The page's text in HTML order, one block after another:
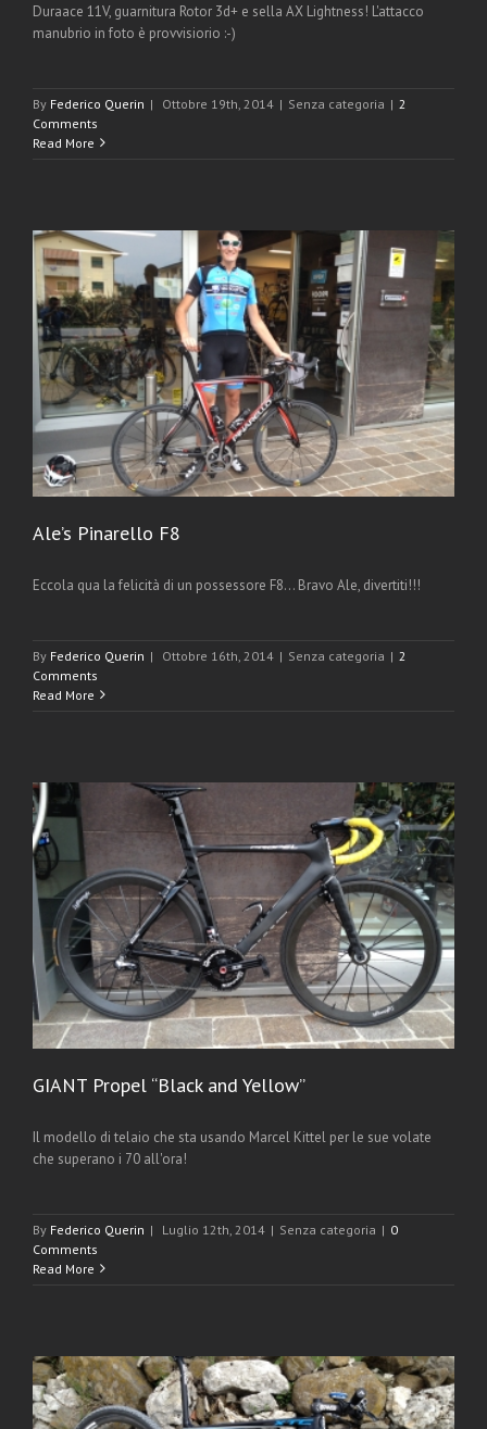
Duraace 11V, guarnitura Rotor 3d+ e sella AX Lightness! L'attacco
manubrio in foto è provvisiorio :-)
By Federico Querin | Ottobre 19th, 2014 | Senza categoria | 2
Comments
Read More
Ale’s Pinarello F8
Eccola qua la felicità di un possessore F8... Bravo Ale, divertiti!!!
By Federico Querin | Ottobre 16th, 2014 | Senza categoria | 2
Comments
Read More
GIANT Propel “Black and Yellow”
Il modello di telaio che sta usando Marcel Kittel per le sue volate
che superano i 70 all'ora!
By Federico Querin | Luglio 12th, 2014 | Senza categoria | 0
Comments
Read More